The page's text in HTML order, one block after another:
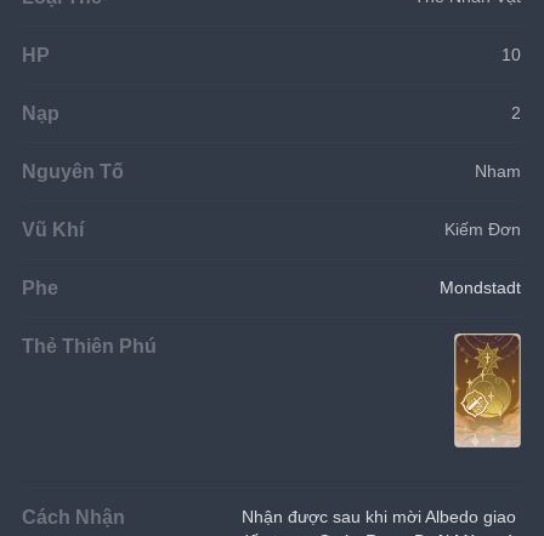
HP 10
Nạp 2
Nguyên Tố Nham
Vũ Khí Kiếm Đơn
Phe Mondstadt
Thẻ Thiên Phú
Cách Nhận
Nhận được sau khi mời Albedo giao